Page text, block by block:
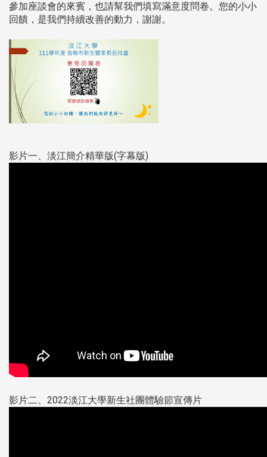
參加座談會的來賓，也請幫我們填寫滿意度問卷。您的小小
回饋，是我們持續改善的動力，謝謝。
影片一、淡江簡介精華版(字幕版)
影片二、2022淡江大學新生社團體驗節宣傳片